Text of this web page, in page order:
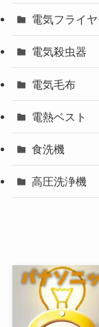
電気フライ
電気殺虫器
電気毛布
電熱ベスト
食洗機
高圧洗浄機